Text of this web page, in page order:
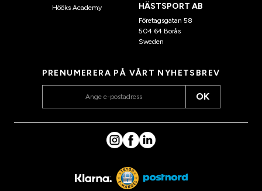
Hööks Academy
HÄSTSPORT AB
Företagsgatan 58
504 64 Borås
Sweden
PRENUMERERA PÅ VÅRT NYHETSBREV
OK